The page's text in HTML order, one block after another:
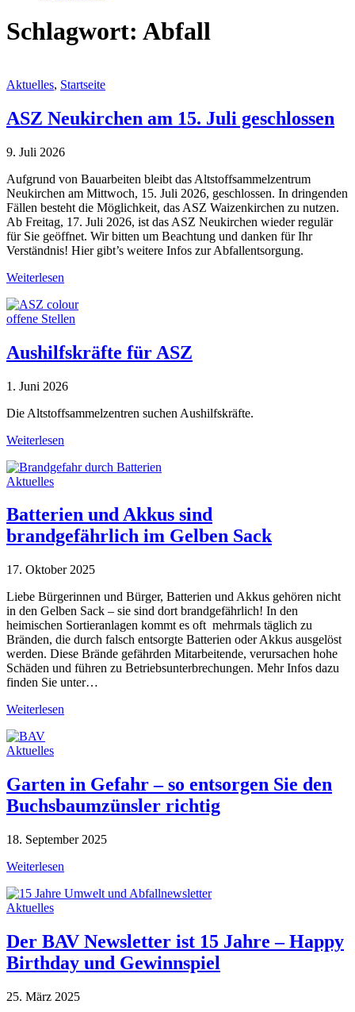
Schlagwort: Abfall
Aktuelles, Startseite
ASZ Neukirchen am 15. Juli geschlossen
9. Juli 2026
Aufgrund von Bauarbeiten bleibt das Altstoffsammelzentrum
Neukirchen am Mittwoch, 15. Juli 2026, geschlossen. In dringenden
Fällen besteht die Möglichkeit, das ASZ Waizenkirchen zu nutzen.
Ab Freitag, 17. Juli 2026, ist das ASZ Neukirchen wieder regulär
für Sie geöffnet. Wir bitten um Beachtung und danken für Ihr
Verständnis! Hier gibt’s weitere Infos zur Abfallentsorgung.
Weiterlesen
offene Stellen
Aushilfskräfte für ASZ
1. Juni 2026
Die Altstoffsammelzentren suchen Aushilfskräfte.
Weiterlesen
Aktuelles
Batterien und Akkus sind
brandgefährlich im Gelben Sack
17. Oktober 2025
Liebe Bürgerinnen und Bürger, Batterien und Akkus gehören nicht
in den Gelben Sack – sie sind dort brandgefährlich! In den
heimischen Sortieranlagen kommt es oft mehrmals täglich zu
Bränden, die durch falsch entsorgte Batterien oder Akkus ausgelöst
werden. Diese Brände gefährden Mitarbeitende, verursachen hohe
Schäden und führen zu Betriebsunterbrechungen. Mehr Infos dazu
finden Sie unter…
Weiterlesen
Aktuelles
Garten in Gefahr – so entsorgen Sie den
Buchsbaumzünsler richtig
18. September 2025
Weiterlesen
Aktuelles
Der BAV Newsletter ist 15 Jahre – Happy
Birthday und Gewinnspiel
25. März 2025